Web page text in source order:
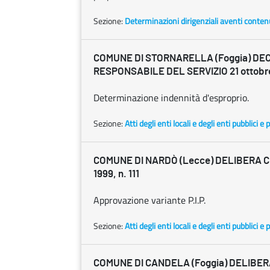
Sezione: Determinazioni dirigenziali aventi
COMUNE DI STORNARELLA (Foggia)
RESPONSABILE DEL SERVIZIO 21
Determinazione indennità d'esproprio.
Sezione:Atti degli enti locali e degli enti pubblici e
COMUNE DI NARDÒ (Lecce) DELIBERA
1999, n. 111
Approvazione variante P.I.P.
Sezione:Atti degli enti locali e degli enti pubblici e
COMUNE DI CANDELA (Foggia)